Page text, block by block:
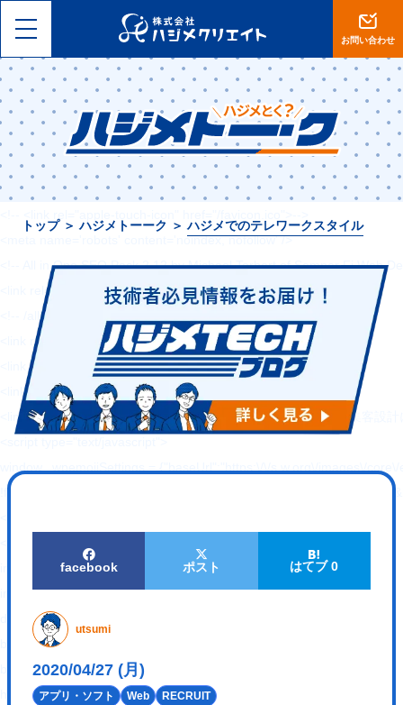
お問い合わせ
トップ ＞ ハジメトーーク ＞ ハジメでのテレワークスタイル
facebook ポスト はてブ 0
utsumi
2020/04/27 (月)
アプリ・ソフト Web RECRUIT
<html lang="ja">
<head>
<meta charset="utf-8">
<meta name="viewport" content="width=device-width, initial-scale=1,
<meta name="format-detection" content="telephone=no">
<title>【岡山】集客設計に自信あり。ホームページ制作・ECサイト
<!-- <link rel="shortcut icon" href="--><!--/favicon.ico">-->
<meta name='robots' content='noindex, nofollow' />
<!-- All in One SEO Pack 2.12 by Michael Torbert of Semper Fi Web
<link rel="canonical" href="https://hajimecreate.com/" />
<!-- /all in one seo pack -->
<link rel='dns-prefetch' href='//s0.wp.com' />
<link rel='dns-prefetch' href='//cdn.jsdelivr.net' />
<link rel='dns-prefetch' href='//s.w.org' />
<link rel="alternate" type="application/rss+xml" title="【岡山】集客設
!function(e,a,t){var
img.wp-smiley,
img.emoji {
display: inline !important;
border: none !important;
box-shadow: none !important;
height: 1em !important;